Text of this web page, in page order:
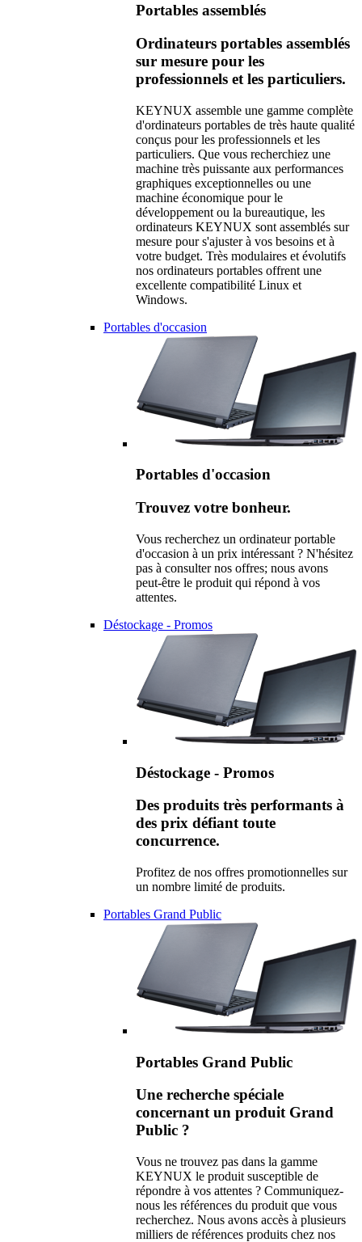
Portables assemblés
Ordinateurs portables assemblés
sur mesure pour les
professionnels et les particuliers.
KEYNUX assemble une gamme complète
d'ordinateurs portables de très haute qualité
conçus pour les professionnels et les
particuliers. Que vous recherchiez une
machine très puissante aux performances
graphiques exceptionnelles ou une
machine économique pour le
développement ou la bureautique, les
ordinateurs KEYNUX sont assemblés sur
mesure pour s'ajuster à vos besoins et à
votre budget. Très modulaires et évolutifs
nos ordinateurs portables offrent une
excellente compatibilité Linux et
Windows.
Portables d'occasion
Portables d'occasion
Trouvez votre bonheur.
Vous recherchez un ordinateur portable
d'occasion à un prix intéressant ? N'hésitez
pas à consulter nos offres; nous avons
peut-être le produit qui répond à vos
attentes.
Déstockage - Promos
Déstockage - Promos
Des produits très performants à
des prix défiant toute
concurrence.
Profitez de nos offres promotionnelles sur
un nombre limité de produits.
Portables Grand Public
Portables Grand Public
Une recherche spéciale
concernant un produit Grand
Public ?
Vous ne trouvez pas dans la gamme
KEYNUX le produit susceptible de
répondre à vos attentes ? Communiquez-
nous les références du produit que vous
recherchez. Nous avons accès à plusieurs
milliers de références produits chez nos